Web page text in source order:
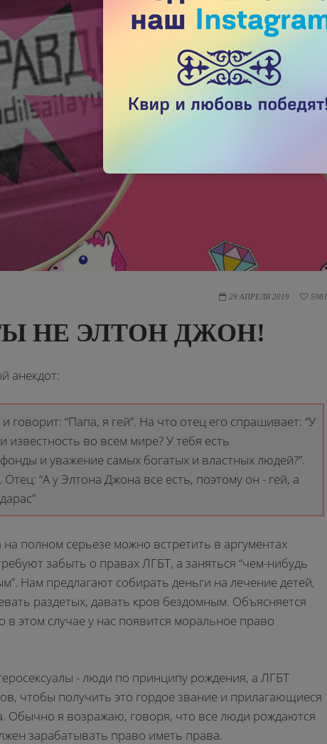
29 АПРЕЛЯ 2019 5981
НЕ ЭЛТОН ДЖОН!
анекдот:
говорит: “Папа, я гей”. На что отец его спрашивает: “У
известность во всем мире? У тебя есть
и уважение самых богатых и властных людей?”.
Отец: “А у Элтона Джона все есть, поэтому он - гей, а
на полном серьезе можно встретить в аргументах
забыть о правах ЛГБТ, а заняться “чем-нибудь
Нам предлагают собирать деньги на лечение детей,
раздетых, давать кров бездомным. Объясняется
в этом случае у нас появится моральное право
- люди по принципу рождения, а ЛГБТ
чтобы получить это гордое звание и прилагающиеся
Обычно я возражаю, говоря, что все люди рождаются
зарабатывать право иметь права.